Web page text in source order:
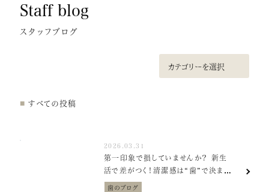
医院紹介
特徴・治療の流れ
スタッフ紹介
Staff blog
スタッフブログ
すべての投稿
2026.03.31
第一印象で損していませんか？ 新生
活で差がつく！清潔感は“歯”で決ま
る！
歯のブログ